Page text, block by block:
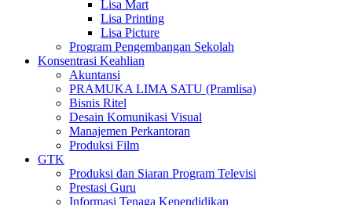
Lisa Mart
Lisa Printing
Lisa Picture
Program Pengembangan Sekolah
Konsentrasi Keahlian
Akuntansi
PRAMUKA LIMA SATU (Pramlisa)
Bisnis Ritel
Desain Komunikasi Visual
Manajemen Perkantoran
Produksi Film
GTK
Produksi dan Siaran Program Televisi
Prestasi Guru
Informasi Tenaga Kependidikan